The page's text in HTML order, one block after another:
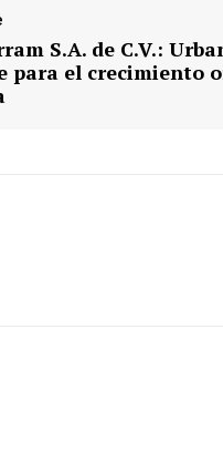
S.A. de C.V.:
para el crecimiento